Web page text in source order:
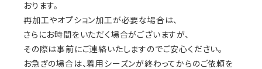
おります。
再加工やオプション加工が必要な場合は、
さらにお時間をいただく場合がございますが、
その際は事前にご連絡いたしますのでご安心ください。
お急ぎの場合は、着用シーズンが終わってからのご依頼を